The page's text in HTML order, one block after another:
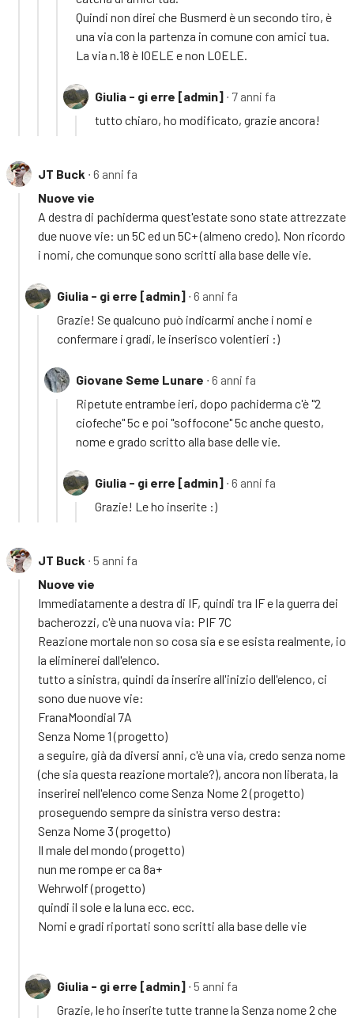
Quindi non direi che Busmerd è un secondo tiro, è
una via con la partenza in comune con amici tua.
La via n.18 è IOELE e non LOELE.
Giulia - gi erre [admin] ∙ 7 anni fa
tutto chiaro, ho modificato, grazie ancora!
JT Buck ∙ 6 anni fa
Nuove vie
A destra di pachiderma quest'estate sono state attrezzate
due nuove vie: un 5C ed un 5C+ (almeno credo). Non ricordo
i nomi, che comunque sono scritti alla base delle vie.
Giulia - gi erre [admin] ∙ 6 anni fa
Grazie! Se qualcuno può indicarmi anche i nomi e
confermare i gradi, le inserisco volentieri :)
Giovane Seme Lunare ∙ 6 anni fa
Ripetute entrambe ieri, dopo pachiderma c'è "2
ciofeche" 5c e poi "soffocone" 5c anche questo,
nome e grado scritto alla base delle vie.
Giulia - gi erre [admin] ∙ 6 anni fa
Grazie! Le ho inserite :)
JT Buck ∙ 5 anni fa
Nuove vie
Immediatamente a destra di IF, quindi tra IF e la guerra dei
bacherozzi, c'è una nuova via: PIF 7C
Reazione mortale non so cosa sia e se esista realmente, io
la eliminerei dall'elenco.
tutto a sinistra, quindi da inserire all'inizio dell'elenco, ci
sono due nuove vie:
FranaMoondial 7A
Senza Nome 1 (progetto)
a seguire, già da diversi anni, c'è una via, credo senza nome
(che sia questa reazione mortale?), ancora non liberata, la
inserirei nell'elenco come Senza Nome 2 (progetto)
proseguendo sempre da sinistra verso destra:
Senza Nome 3 (progetto)
Il male del mondo (progetto)
nun me rompe er ca 8a+
Wehrwolf (progetto)
quindi il sole e la luna ecc. ecc.
Nomi e gradi riportati sono scritti alla base delle vie
Giulia - gi erre [admin] ∙ 5 anni fa
Grazie, le ho inserite tutte tranne la Senza nome 2 che